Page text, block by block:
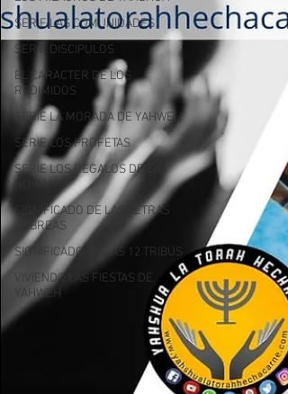
SERIE LAS COMUNIDADES
SERIE DISCIPULOS
EL CARACTER DE LOS
REDIMIDOS
SERIE LA MORADA DE YAHWEH
SERIE LOS PROFETAS
SERIE LOS REGALOS DE LA
NOVIA
SIGNIFICADO DE LAS LETRAS
HEBREAS
SIGNIFICADO DE LAS 12 TRIBUS
VIVIENDO LAS FIESTAS DE
YAHWEH